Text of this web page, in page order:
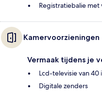
Registratiebalie
Kamervoorzieningen
Vermaak tijdens je
Lcd-televisie van 40
Digitale zenders